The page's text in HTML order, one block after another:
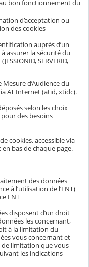
bon fonctionnement du
d’acceptation ou
des cookies
auprès d’un
assurer la sécurité du
SERVERID,
d’Audience du
AT Internet (atid, xtidc).
selon les choix
des besoins
cookies, accessible via
bas de chaque page.
des données
à l’utilisation de l’ENT)
ENT
disposent d’un droit
les concernant,
à la limitation du
vous concernant et
de limitation que vous
les indications